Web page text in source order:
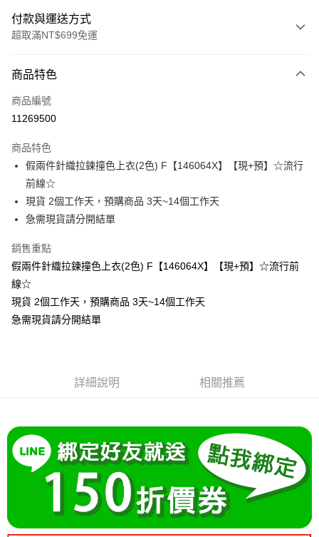
付款與運送方式
超取滿NT$699免運
信用卡一次付款
超商取貨付款
Apple Pay
街口支付
悠遊付
Google Pay
全支付
大哥付你分期
2.付款方式選擇「大哥付你分期」，訂單成立後會自動跳轉到大哥付的交易
4.訂單成立30分鐘內，如未前往確認交易或遇審核未通過，訂單將自動取
消。如遇「轉專審核」未通過狀況，表示未達大哥付你分期系統評分，恕無
法說明評估內容。
【繳款方式說明】
1.分期款項不併入電信帳單，「大哥付你分期」於每月結算日後寄送繳費提
2.透過簡訊連結打開帳單後，可選擇「超商條碼／台灣大直營門市／銀行轉
帳／街口支付／iPASS MONEY」等通路繳費。
１．簡單：不需註冊會員、不需綁卡、不需儲值。
２．便利：只要手機號碼，簡訊認證，即可結帳。
３．安心：先確認商品／服務後，再付款。
【「AFTEE先享後付」結帳流程】
１．於結帳方式選擇「AFTEE先享後付」後，將跳轉至「AFTEE先享後付」
結帳頁面，進行簡訊認證並確認金額後，即可完成結帳。
２．訂單成立數日內，您將收到繳費通知簡訊。
相關說明
「Hami Point」為中華電信所提供之點數服務，可於會員專區綁定中華電信
會員帳號後，即可在購物車使用 Hami Point 折抵消費金額 (1點等於1元)。
ATM付款
運送方式
全家付款取貨
每筆NT$80，滿NT$699(含以上)免運費
商品特色
商品編號
11269500
商品特色
假兩件針織拉鍊撞色上衣(2色) F【146064X】【現+預】☆流行
前線☆
現貨 2個工作天，預購商品 3天~14個工作天
急需現貨請分開結單
銷售重點
假兩件針織拉鍊撞色上衣(2色) F【146064X】【現+預】☆流行前
線☆
現貨 2個工作天，預購商品 3天~14個工作天
急需現貨請分開結單
詳細說明 相關推薦